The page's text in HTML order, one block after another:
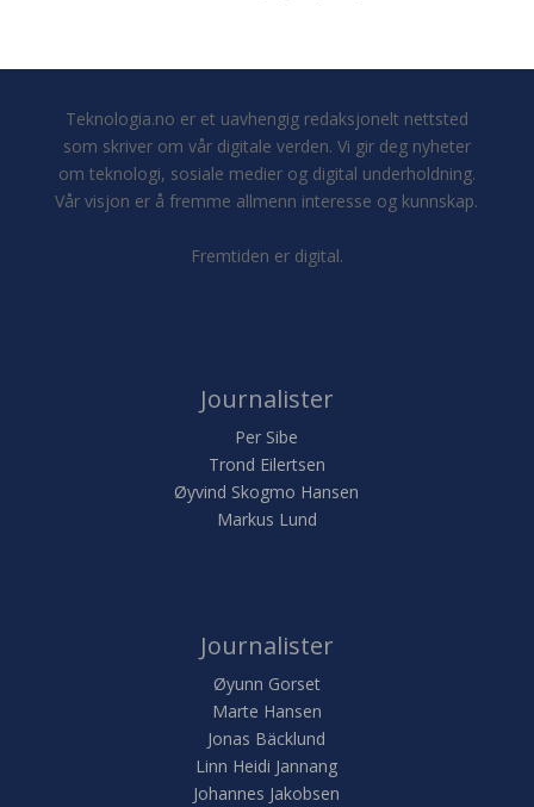
Teknologia.no er et uavhengig redaksjonelt nettsted
som skriver om vår digitale verden. Vi gir deg nyheter
om teknologi, sosiale medier og digital underholdning.
Vår visjon er å fremme allmenn interesse og kunnskap.
Fremtiden er digital.
Journalister
Per Sibe
Trond Eilertsen
Øyvind Skogmo Hansen
Markus Lund
Journalister
Øyunn Gorset
Marte Hansen
Jonas Bäcklund
Linn Heidi Jannang
Johannes Jakobsen